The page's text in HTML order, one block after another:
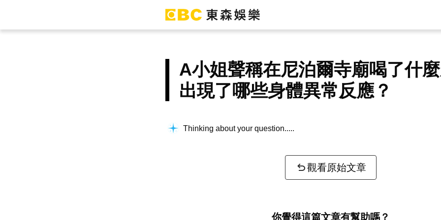
A小姐聲稱在尼泊爾寺廟喝了什
出現了哪些身體異常反應？
Thinking about your question...
觀看原始文章
你覺得這篇文章有幫助嗎？